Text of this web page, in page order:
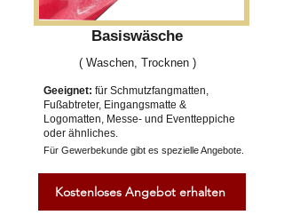
Basiswäsche
( Waschen, Trocknen )
Geeignet: für Schmutzfangmatten,
Fußabtreter, Eingangsmatte &
Logomatten, Messe- und Eventteppiche
oder ähnliches.
Für Gewerbekunde gibt es spezielle Angebote.
Kostenloses Angebot erhalten